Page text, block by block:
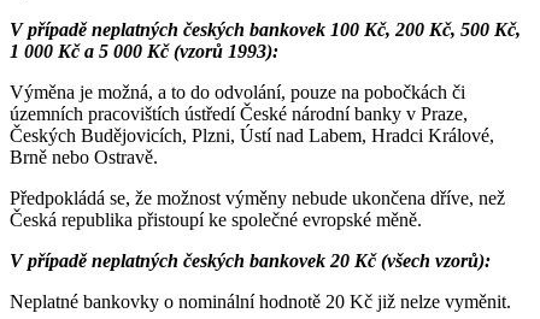
V případě neplatných českých bankovek 100 Kč, 200 Kč, 500 Kč,
1 000 Kč a 5 000 Kč (vzorů 1993):
Výměna je možná, a to do odvolání, pouze na pobočkách či
územních pracovištích ústředí České národní banky v Praze,
Českých Budějovicích, Plzni, Ústí nad Labem, Hradci Králové,
Brně nebo Ostravě.
Předpokládá se, že možnost výměny nebude ukončena dříve, než
Česká republika přistoupí ke společné evropské měně.
V případě neplatných českých bankovek 20 Kč (všech vzorů):
Neplatné bankovky o nominální hodnotě 20 Kč již nelze vyměnit.